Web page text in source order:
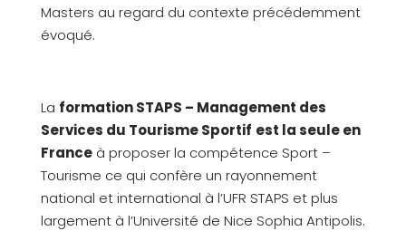
Masters au regard du contexte précédemment
évoqué.
La formation STAPS – Management des
Services du Tourisme Sportif est la seule en
Franceà proposer la compétence Sport –
Tourisme ce qui confère un rayonnement
national et international à l’UFR STAPS et plus
largement à l’Université de Nice Sophia Antipolis.